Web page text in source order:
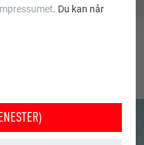
. Du kan når